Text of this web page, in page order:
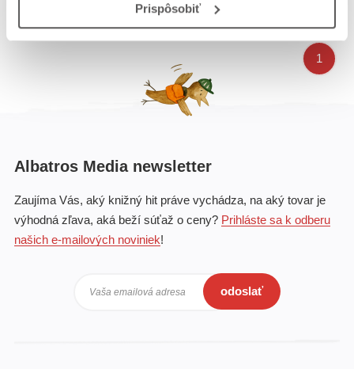
Prispôsobiť
Celkom kníh: 4
1
Albatros Media newsletter
Zaujíma Vás, aký knižný hit práve vychádza, na aký tovar je
výhodná zľava, aká beží súťaž o ceny? Prihláste sa k odberu
našich e-mailových noviniek!
Vaša emailová adresa odoslať